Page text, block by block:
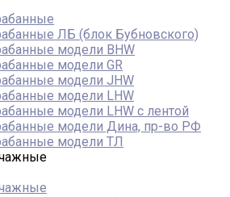
ЛБ (блок Бубновского)
модели BHW
модели GR
модели JHW
модели LHW
модели LHW c лентой
модели Дина, пр-во РФ
модели ТЛ